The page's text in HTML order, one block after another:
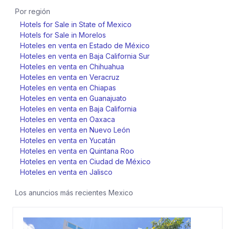
Por región
Hotels for Sale in State of Mexico
Hotels for Sale in Morelos
Hoteles en venta en Estado de México
Hoteles en venta en Baja California Sur
Hoteles en venta en Chihuahua
Hoteles en venta en Veracruz
Hoteles en venta en Chiapas
Hoteles en venta en Guanajuato
Hoteles en venta en Baja California
Hoteles en venta en Oaxaca
Hoteles en venta en Nuevo León
Hoteles en venta en Yucatán
Hoteles en venta en Quintana Roo
Hoteles en venta en Ciudad de México
Hoteles en venta en Jalisco
Los anuncios más recientes Mexico